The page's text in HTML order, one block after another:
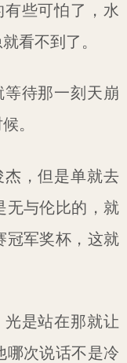
些可怕了，水
看不到了。
待那一刻天崩
。
，但是单就去
无与伦比的，就
冠军奖杯，这就
是站在那就让
哪次说话不是冷